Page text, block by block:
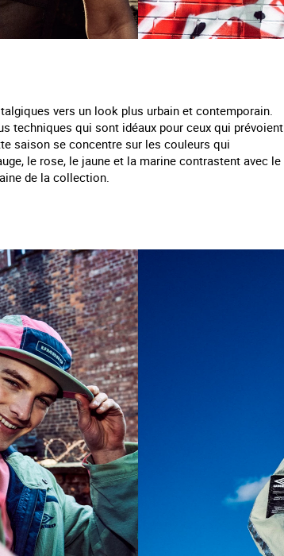
vers un look plus urbain et contemporain.
techniques qui sont idéaux pour ceux qui prévoient
saison se concentre sur les couleurs qui
le rose, le jaune et la marine contrastent avec le
de la collection.